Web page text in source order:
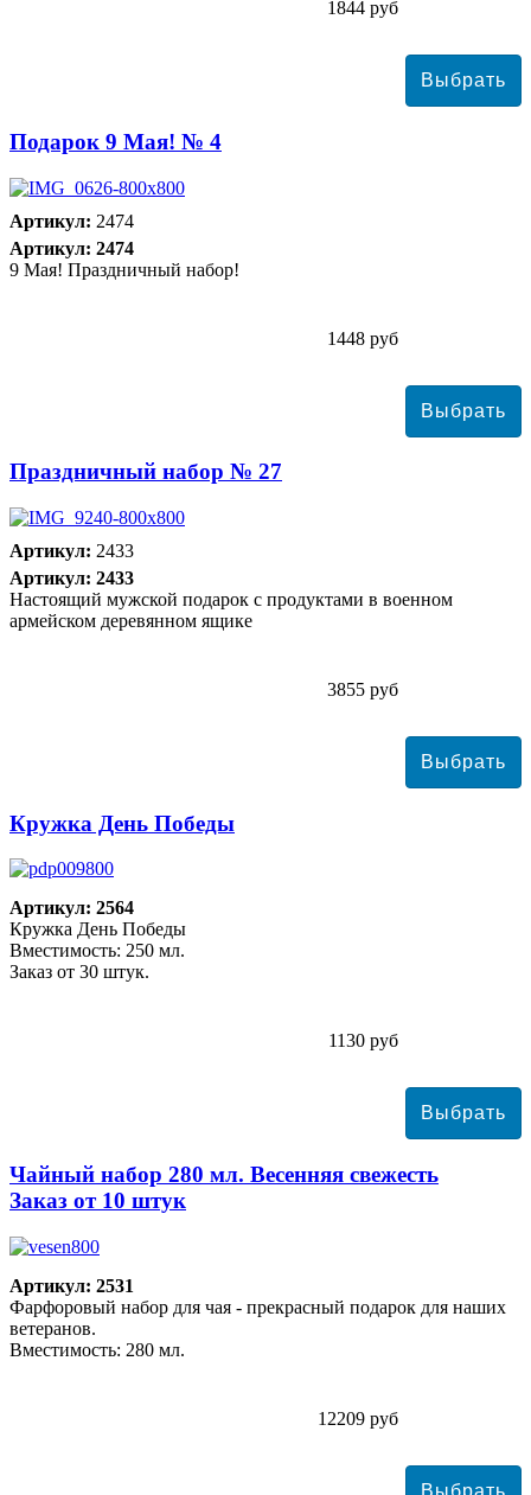
1844 руб
Подарок 9 Мая! № 4
Артикул: 2474
Артикул: 2474
9 Мая! Праздничный набор!
1448 руб
Праздничный набор № 27
Артикул: 2433
Артикул: 2433
Настоящий мужской подарок с продуктами в военном
армейском деревянном ящике
3855 руб
Кружка День Победы
Артикул: 2564
Кружка День Победы
Вместимость: 250 мл.
Заказ от 30 штук.
1130 руб
Чайный набор 280 мл. Весенняя свежесть
Заказ от 10 штук
Артикул: 2531
Фарфоровый набор для чая - прекрасный подарок для наших
ветеранов.
Вместимость: 280 мл.
12209 руб